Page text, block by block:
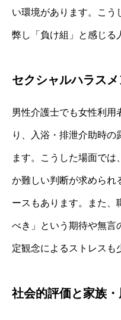
い環境があります。こう
弊し「負け組」と感じる
セクシャルハラス
男性介護士でも女性利用
り、入浴・排泄介助時の
ます。こうした場面では
か難しい判断が求められ
ースもあります。また、
べき」という期待や無言
定観念によるストレスも
社会的評価と家族